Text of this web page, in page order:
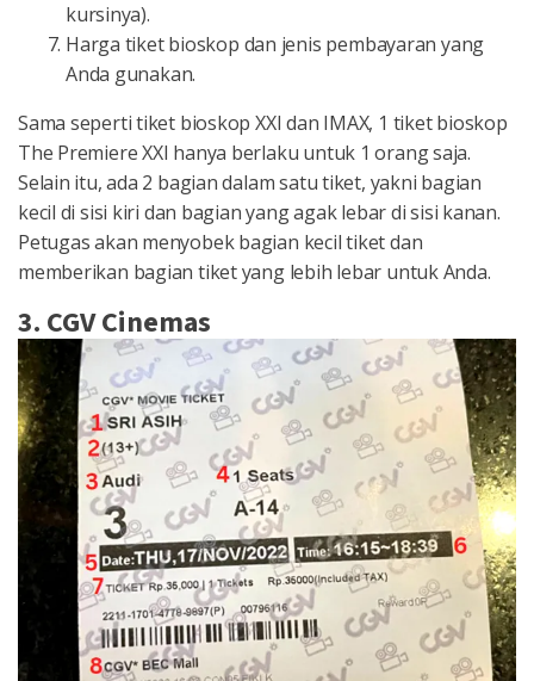
kursinya).
Harga tiket bioskop dan jenis pembayaran yang
Anda gunakan.
Sama seperti tiket bioskop XXI dan IMAX, 1 tiket bioskop
The Premiere XXI hanya berlaku untuk 1 orang saja.
Selain itu, ada 2 bagian dalam satu tiket, yakni bagian
kecil di sisi kiri dan bagian yang agak lebar di sisi kanan.
Petugas akan menyobek bagian kecil tiket dan
memberikan bagian tiket yang lebih lebar untuk Anda.
3. CGV Cinemas